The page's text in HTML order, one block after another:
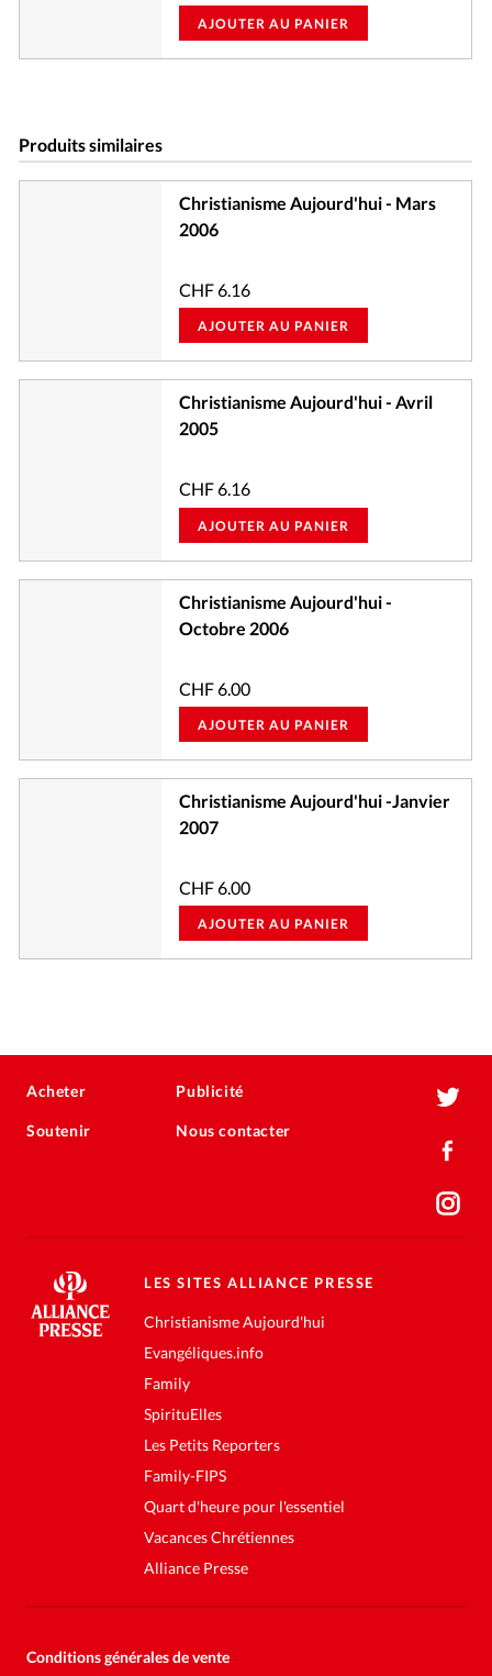
AJOUTER AU PANIER
Produits similaires
Christianisme Aujourd'hui - Mars
2006
CHF6.16
AJOUTER AU PANIER
Christianisme Aujourd'hui - Avril
2005
CHF6.16
AJOUTER AU PANIER
Christianisme Aujourd'hui -
Octobre 2006
CHF6.00
AJOUTER AU PANIER
Christianisme Aujourd'hui -Janvier
2007
CHF6.00
AJOUTER AU PANIER
Acheter
Soutenir
Publicité
Nous contacter
LES SITES ALLIANCE PRESSE
Christianisme Aujourd'hui
Evangéliques.info
Family
SpirituElles
Les Petits Reporters
Family-FIPS
Quart d'heure pour l'essentiel
Vacances Chrétiennes
Alliance Presse
Conditions générales de vente